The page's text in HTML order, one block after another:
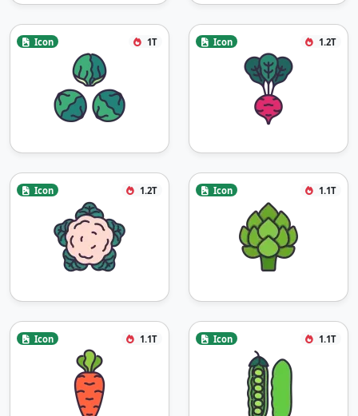
Icon 1T Icon 1.2T
Icon 1.2T Icon 1.1T
Icon 1.1T Icon 1.1T